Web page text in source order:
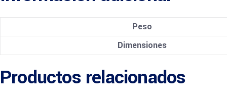
Peso
Dimensiones
Productos relacionados